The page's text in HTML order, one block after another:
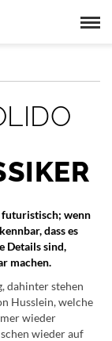
futuristisch; wenn
dass es
Details sind,
machen.
dahinter stehen
Husslein, welche
wieder
wieder auf